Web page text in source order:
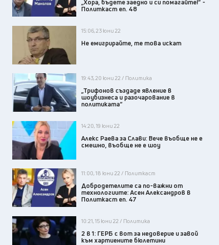
„Хора, бъдете заедно и си помагайте!“ -
Политкаст еп. 48
15:06, 23 юни 22
Не емигрирайте, те това искат
19:43, 20 юни 22 / Политика
„Трифонов създаде явление в
шоубизнеса и разочарование в
политиката“
14:20, 19 юни 22
Алекс Раева за Слави: Вече въобще не е
смешно, въобще не е шоу
11:00, 18 юни 22 / Политкаст
Добродетелите са по-важни от
технологиите: Асен Александров в
Политкаст еп. 47
10:21, 15 юни 22 / Политика
2 в 1: ГЕРБ с вот за недоверие и завой
към хартиените бюлетини